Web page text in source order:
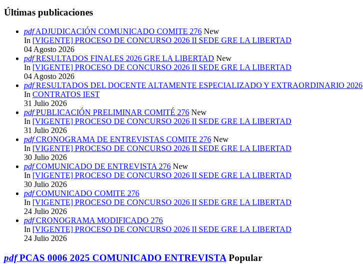
Últimas publicaciones
pdfADJUDICACIÓN COMUNICADO COMITE 276 New
In [VIGENTE] PROCESO DE CONCURSO 2026 II SEDE GRE LA LIBERTAD
04 Agosto 2026
pdf RESULTADOS FINALES 2026 GRE LA LIBERTAD New
In [VIGENTE] PROCESO DE CONCURSO 2026 II SEDE GRE LA LIBERTAD
04 Agosto 2026
pdf RESULTADOS DEL DOCENTE ALTAMENTE ESPECIALIZADO Y EXTRAORDINARIO 2026
In CONTRATOS IEST
31 Julio 2026
pdf PUBLICACIÓN PRELIMINAR COMITÉ 276 New
In [VIGENTE] PROCESO DE CONCURSO 2026 II SEDE GRE LA LIBERTAD
31 Julio 2026
pdf CRONOGRAMA DE ENTREVISTAS COMITE 276 New
In [VIGENTE] PROCESO DE CONCURSO 2026 II SEDE GRE LA LIBERTAD
30 Julio 2026
pdf COMUNICADO DE ENTREVISTA 276 New
In [VIGENTE] PROCESO DE CONCURSO 2026 II SEDE GRE LA LIBERTAD
30 Julio 2026
pdf COMUNICADO COMITE 276
In [VIGENTE] PROCESO DE CONCURSO 2026 II SEDE GRE LA LIBERTAD
24 Julio 2026
pdf CRONOGRAMA MODIFICADO 276
In [VIGENTE] PROCESO DE CONCURSO 2026 II SEDE GRE LA LIBERTAD
24 Julio 2026
pdf PCAS 0006 2025 COMUNICADO ENTREVISTA Popular